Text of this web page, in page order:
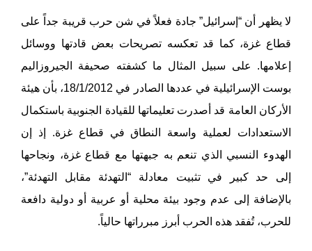
لا يظهر أن “إسرائيل” جادة فعلاً في شن حرب قريبة جداً على
قطاع غزة، كما قد تعكسه تصريحات بعض قادتها ووسائل
إعلامها. على سبيل المثال ما كشفته صحيفة الجيروزاليم
بوست الإسرائيلية في عددها الصادر في 18/1/2012، بأن هيئة
الأركان العامة قد أصدرت تعليماتها للقيادة الجنوبية باستكمال
الاستعدادات لعملية واسعة النطاق في قطاع غزة. إذ إن
الهدوء النسبي الذي تنعم به جبهتها مع قطاع غزة، ونجاحها
إلى حد كبير في تثبيت معادلة “التهدئة مقابل التهدئة”،
بالإضافة إلى عدم وجود بيئة محلية أو عربية أو دولية دافعة
للحرب، تُفقد هذه الحرب أبرز مبرراتها حالياً.